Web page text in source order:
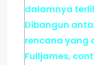
dalamnya
Dibangun
rencana yang
Fulljames,